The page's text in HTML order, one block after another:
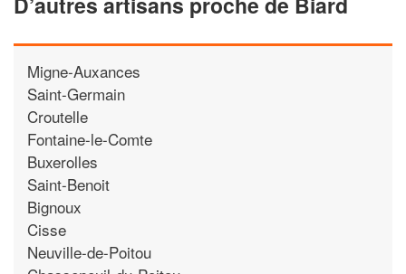
Migne-Auxances
Saint-Germain
Croutelle
Fontaine-le-Comte
Buxerolles
Saint-Benoit
Bignoux
Cisse
Neuville-de-Poitou